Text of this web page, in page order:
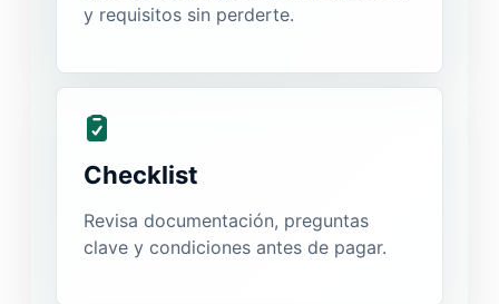
y requisitos sin perderte.
Checklist
Revisa documentación, preguntas
clave y condiciones antes de pagar.